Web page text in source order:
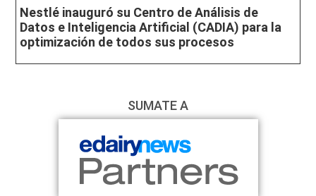
Nestlé inauguró su Centro de Análisis de
Datos e Inteligencia Artificial (CADIA) para la
optimización de todos sus procesos
SUMATE A